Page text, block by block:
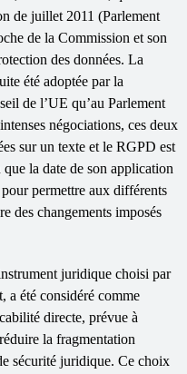
de juillet 2011 (Parlement
de la Commission et son
des données. La
été adoptée par la
de l’UE qu’au Parlement
négociations, ces deux
sur un texte et le RGPD est
la date de son application
permettre aux différents
des changements imposés
juridique choisi par
a été considéré comme
directe, prévue à
la fragmentation
sécurité juridique. Ce choix